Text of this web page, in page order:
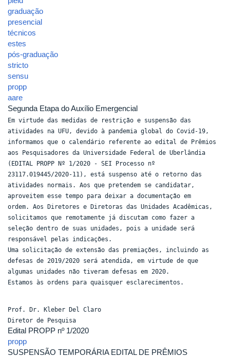
graduação
presencial
técnicos
estes
pós-graduação
stricto
sensu
propp
aare
Segunda Etapa do Auxílio Emergencial
Em virtude das medidas de restrição e suspensão das
atividades na UFU, devido à pandemia global do Covid-19,
informamos que o calendário referente ao edital de Prêmios
aos Pesquisadores da Universidade Federal de Uberlândia
(EDITAL PROPP Nº 1/2020 - SEI Processo nº
23117.019445/2020-11), está suspenso até o retorno das
atividades normais. Aos que pretendem se candidatar,
aproveitem esse tempo para deixar a documentação em
ordem. Aos Diretores e Diretoras das Unidades Acadêmicas,
solicitamos que remotamente já discutam como fazer a
seleção dentro de suas unidades, pois a unidade será
responsável pelas indicações.
Uma solicitação de extensão das premiações, incluindo as
defesas de 2019/2020 será atendida, em virtude de que
algumas unidades não tiveram defesas em 2020.
Estamos às ordens para quaisquer esclarecimentos.
Prof. Dr. Kleber Del Claro
Diretor de Pesquisa
Edital PROPP nº 1/2020
propp
SUSPENSÃO TEMPORÁRIA EDITAL DE PRÊMIOS